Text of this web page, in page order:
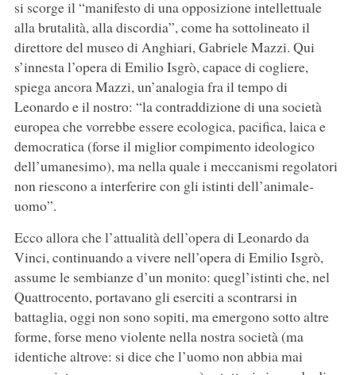
si scorge il “manifesto di una opposizione intellettuale
alla brutalità, alla discordia”, come ha sottolineato il
direttore del museo di Anghiari, Gabriele Mazzi. Qui
s’innesta l’opera di Emilio Isgrò, capace di cogliere,
spiega ancora Mazzi, un’analogia fra il tempo di
Leonardo e il nostro: “la contraddizione di una società
europea che vorrebbe essere ecologica, pacifica, laica e
democratica (forse il miglior compimento ideologico
dell’umanesimo), ma nella quale i meccanismi regolatori
non riescono a interferire con gli istinti dell’animale-
uomo”.
Ecco allora che l’attualità dell’opera di Leonardo da
Vinci, continuando a vivere nell’opera di Emilio Isgrò,
assume le sembianze d’un monito: quegl’istinti che, nel
Quattrocento, portavano gli eserciti a scontrarsi in
battaglia, oggi non sono sopiti, ma emergono sotto altre
forme, forse meno violente nella nostra società (ma
identiche altrove: si dice che l’uomo non abbia mai